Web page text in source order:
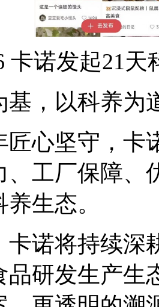
发起21天
以科养为
坚守，卡诺
、工厂保障、
生态。
将持续深
品研发生产生